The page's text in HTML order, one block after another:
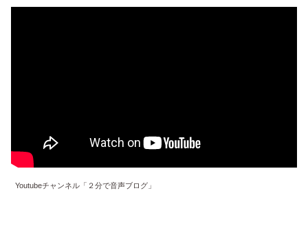
Youtubeチャンネル「２分で音声ブログ」